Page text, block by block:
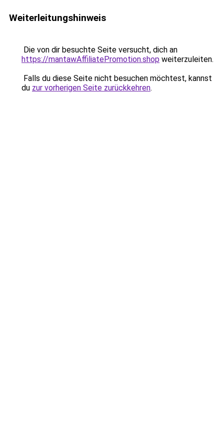
Weiterleitungshinweis
Die von dir besuchte Seite versucht, dich an
https://mantawAffiliatePromotion.shop weiterzuleiten.
Falls du diese Seite nicht besuchen möchtest, kannst
du zur vorherigen Seite zurückkehren.